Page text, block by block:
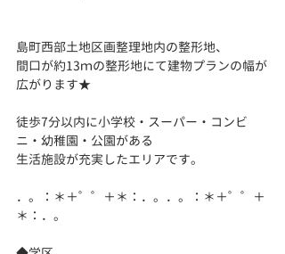
島町西部土地区画整理地内の整形地、
間口が約13ｍの整形地にて建物プランの幅が
広がります★
徒歩7分以内に小学校・スーパー・コンビ
ニ・幼稚園・公園がある
生活施設が充実したエリアです。
．。：＊＋゜゜＋＊：．。．。：＊＋゜゜＋
＊：．。